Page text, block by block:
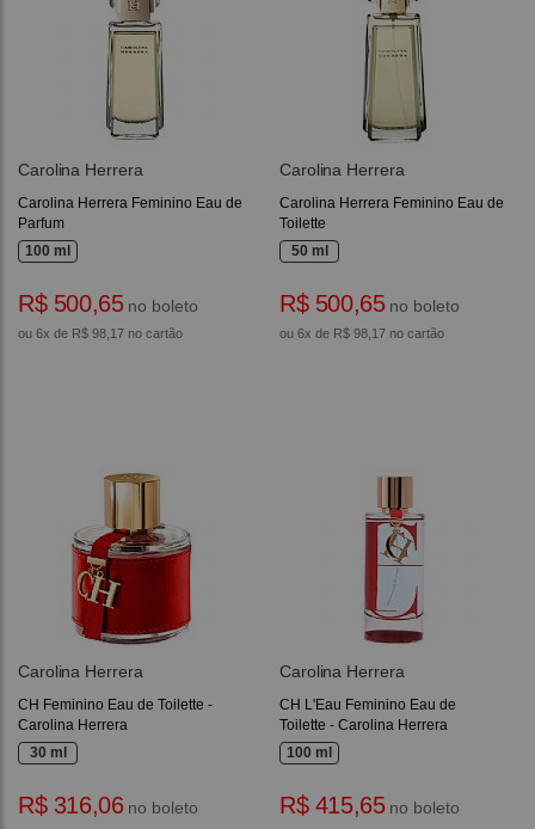
Carolina Herrera
Carolina Herrera Feminino Eau de
Parfum
100 ml
R$ 500,65no boleto
ou 6x de R$ 98,17 no cartão
Carolina Herrera
Carolina Herrera Feminino Eau de
Toilette
50 ml
R$ 500,65no boleto
ou 6x de R$ 98,17 no cartão
Carolina Herrera
CH Feminino Eau de Toilette -
Carolina Herrera
30 ml
R$ 316,06no boleto
Carolina Herrera
CH L'Eau Feminino Eau de
Toilette - Carolina Herrera
100 ml
R$ 415,65no boleto